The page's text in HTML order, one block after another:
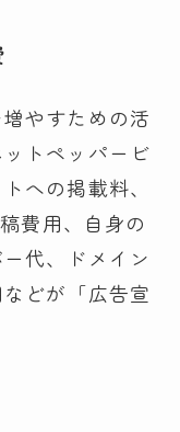
やすための活
トペッパービ
への掲載料、
費用、自身の
代、ドメイン
どが「広告宣